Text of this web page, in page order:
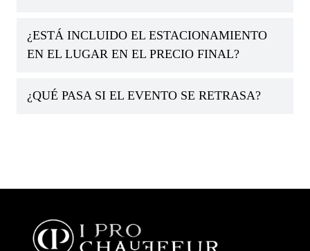
¿ESTÁ INCLUIDO EL ESTACIONAMIENTO
EN EL LUGAR EN EL PRECIO FINAL?
¿QUÉ PASA SI EL EVENTO SE RETRASA?